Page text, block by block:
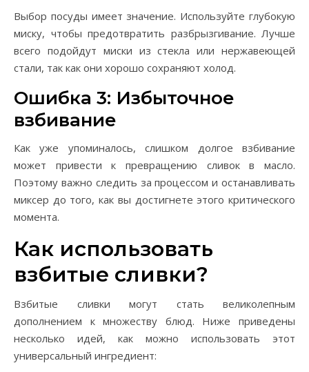
Выбор посуды имеет значение. Используйте глубокую
миску, чтобы предотвратить разбрызгивание. Лучше
всего подойдут миски из стекла или нержавеющей
стали, так как они хорошо сохраняют холод.
Ошибка 3: Избыточное
взбивание
Как уже упоминалось, слишком долгое взбивание
может привести к превращению сливок в масло.
Поэтому важно следить за процессом и останавливать
миксер до того, как вы достигнете этого критического
момента.
Как использовать
взбитые сливки?
Взбитые сливки могут стать великолепным
дополнением к множеству блюд. Ниже приведены
несколько идей, как можно использовать этот
универсальный ингредиент: